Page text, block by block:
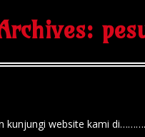
kunjungi website kami